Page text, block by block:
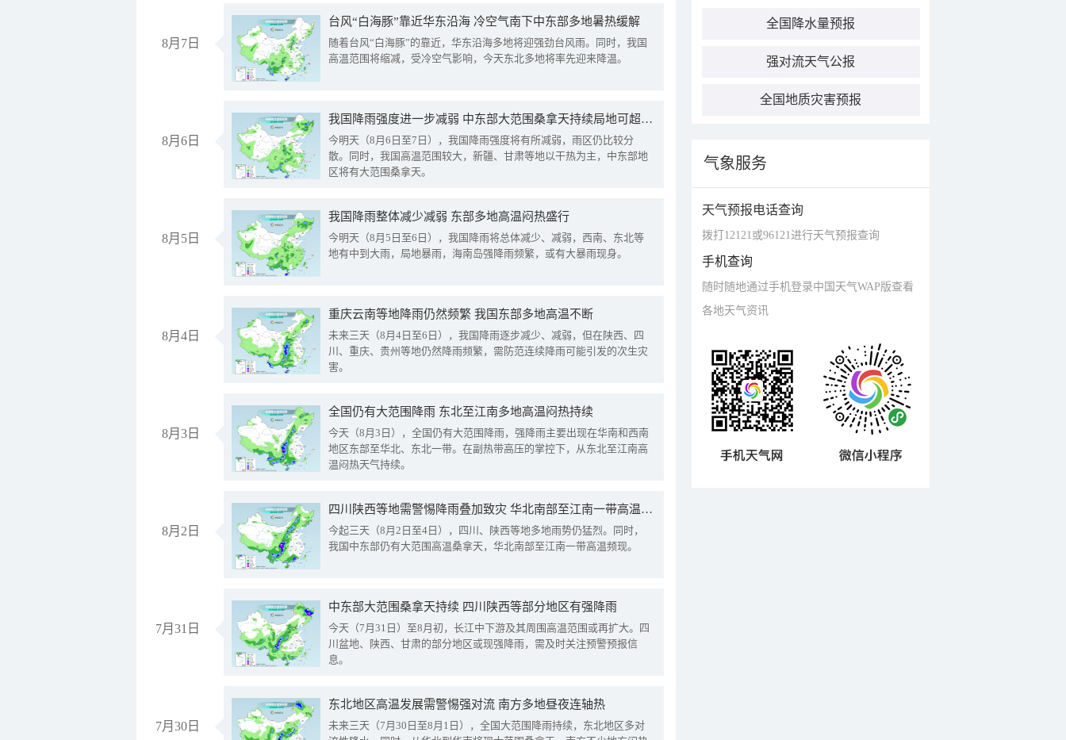
8月7日
台风“白海豚”靠近华东沿海 冷空气南下中东部多地暑热缓解
随着台风“白海豚”的靠近，华东沿海多地将迎强劲台风雨。同时，我国
高温范围将缩减，受冷空气影响，今天东北多地将率先迎来降温。
8月6日
我国降雨强度进一步减弱 中东部大范围桑拿天持续局地可超38℃
今明天（8月6日至7日），我国降雨强度将有所减弱，雨区仍比较分
散。同时，我国高温范围较大，新疆、甘肃等地以干热为主，中东部地
区将有大范围桑拿天。
8月5日
我国降雨整体减少减弱 东部多地高温闷热盛行
今明天（8月5日至6日），我国降雨将总体减少、减弱，西南、东北等
地有中到大雨，局地暴雨，海南岛强降雨频繁，或有大暴雨现身。
8月4日
重庆云南等地降雨仍然频繁 我国东部多地高温不断
未来三天（8月4日至6日），我国降雨逐步减少、减弱，但在陕西、四
川、重庆、贵州等地仍然降雨频繁，需防范连续降雨可能引发的次生灾
害。
8月3日
全国仍有大范围降雨 东北至江南多地高温闷热持续
今天（8月3日），全国仍有大范围降雨，强降雨主要出现在华南和西南
地区东部至华北、东北一带。在副热带高压的掌控下，从东北至江南高
温闷热天气持续。
8月2日
四川陕西等地需警惕降雨叠加致灾 华北南部至江南一带高温频现
今起三天（8月2日至4日），四川、陕西等地多地雨势仍猛烈。同时，
我国中东部仍有大范围高温桑拿天，华北南部至江南一带高温频现。
7月31日
中东部大范围桑拿天持续 四川陕西等部分地区有强降雨
今天（7月31日）至8月初，长江中下游及其周围高温范围或再扩大。四
川盆地、陕西、甘肃的部分地区或现强降雨，需及时关注预警预报信
息。
7月30日
东北地区高温发展需警惕强对流 南方多地昼夜连轴热
未来三天（7月30日至8月1日），全国大范围降雨持续，东北地区多对
全国降水量预报
强对流天气公报
全国地质灾害预报
气象服务
天气预报电话查询
拨打12121或96121进行天气预报查询
手机查询
随时随地通过手机登录中国天气WAP版查看
各地天气资讯